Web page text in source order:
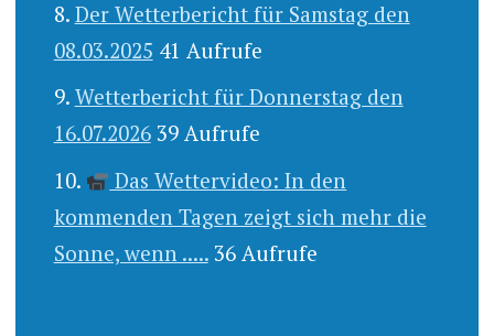
Der Wetterbericht für Samstag den
08.03.2025 41 Aufrufe
Wetterbericht für Donnerstag den
16.07.2026 39 Aufrufe
Das Wettervideo: In den
kommenden Tagen zeigt sich mehr die
Sonne, wenn ..... 36 Aufrufe